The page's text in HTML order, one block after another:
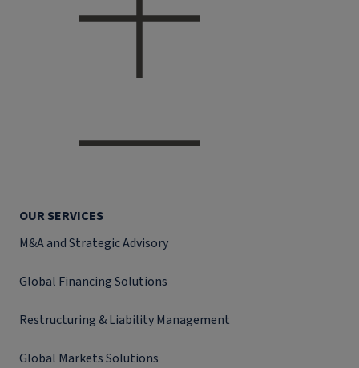
OUR SERVICES
M&A and Strategic Advisory
Global Financing Solutions
Restructuring & Liability Management
Global Markets Solutions